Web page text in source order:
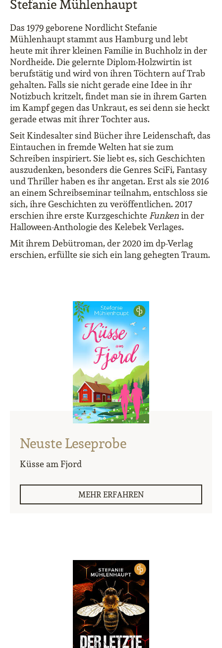
Stefanie Mühlenhaupt
Das 1979 geborene Nordlicht Stefanie
Mühlenhaupt stammt aus Hamburg und lebt
heute mit ihrer kleinen Familie in Buchholz in der
Nordheide. Die gelernte Diplom-Holzwirtin ist
berufstätig und wird von ihren Töchtern auf Trab
gehalten. Falls sie nicht gerade eine Idee in ihr
Notizbuch kritzelt, findet man sie in ihrem Garten
im Kampf gegen das Unkraut, es sei denn sie heckt
gerade etwas mit ihrer Tochter aus.
Seit Kindesalter sind Bücher ihre Leidenschaft, das
Eintauchen in fremde Welten hat sie zum
Schreiben inspiriert. Sie liebt es, sich Geschichten
auszudenken, besonders die Genres SciFi, Fantasy
und Thriller haben es ihr angetan. Erst als sie 2016
an einem Schreibseminar teilnahm, entschloss sie
sich, ihre Geschichten zu veröffentlichen. 2017
erschien ihre erste Kurzgeschichte Funkenin der
Halloween-Anthologie des Kelebek Verlages.
Mit ihrem Debütroman, der 2020 im dp-Verlag
erschien, erfüllte sie sich ein lang gehegten Traum.
Neuste Leseprobe
Küsse am Fjord
MEHR ERFAHREN